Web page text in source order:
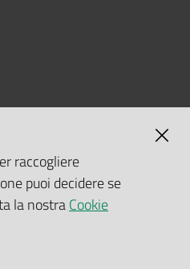
raccogliere
puoi decidere se
la nostraCookie